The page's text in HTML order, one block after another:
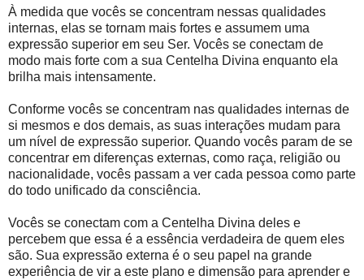
À medida que vocês se concentram nessas qualidades
internas, elas se tornam mais fortes e assumem uma
expressão superior em seu Ser. Vocês se conectam de
modo mais forte com a sua Centelha Divina enquanto ela
brilha mais intensamente.
Conforme vocês se concentram nas qualidades internas de
si mesmos e dos demais, as suas interações mudam para
um nível de expressão superior. Quando vocês param de se
concentrar em diferenças externas, como raça, religião ou
nacionalidade, vocês passam a ver cada pessoa como parte
do todo unificado da consciência.
Vocês se conectam com a Centelha Divina deles e
percebem que essa é a essência verdadeira de quem eles
são. Sua expressão externa é o seu papel na grande
experiência de vir a este plano e dimensão para aprender e